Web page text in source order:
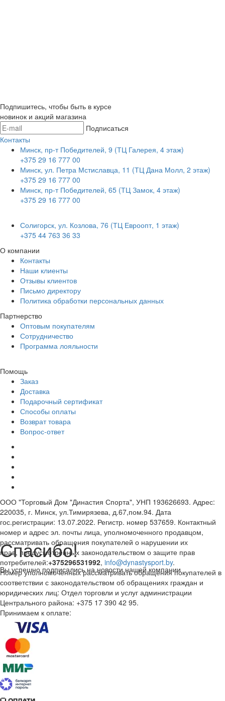
Подпишитесь, чтобы быть в курсе
новинок и акций магазина
Подписаться
Контакты
Минск, пр-т Победителей, 9 (ТЦ Галерея, 4 этаж)
+375 29 16 777 00
Минск, ул. Петра Мстиславца, 11 (ТЦ Дана Молл, 2 этаж)
+375 29 16 777 00
Минск, пр-т Победителей, 65 (ТЦ Замок, 4 этаж)
+375 29 16 777 00
Солигорск, ул. Козлова, 76 (ТЦ Евроопт, 1 этаж)
+375 44 763 36 33
О компании
Контакты
Наши клиенты
Отзывы клиентов
Письмо директору
Политика обработки персональных данных
Партнерство
Оптовым покупателям
Сотрудничество
Программа лояльности
Помощь
Заказ
Доставка
Подарочный сертификат
Способы оплаты
Возврат товара
Вопрос-ответ
ООО "Торговый Дом "Династия Спорта", УНП 193626693. Адрес:
220035, г. Минск, ул.Тимирязева, д.67,пом.94. Дата
гос.регистрации: 13.07.2022. Регистр. номер 537659. Контактный
номер и адрес эл. почты лица, уполномоченного продавцом,
рассматривать обращения покупателей о нарушении их
прав, предусмотренных законодательством о защите прав
потребителей:+375296531992, info@dynastysport.by.
Номер уполномоченных рассматривать обращения покупателей в
соответствии с законодательством об обращениях граждан и
юридических лиц: Отдел торговли и услуг администрации
Центрального района: +375 17 390 42 95.
Принимаем к оплате:
Спасибо!
Вы успешно подписались на новости нашей компании